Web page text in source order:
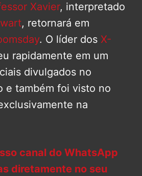
Xavier, interpretado
, retornará em
. O líder dos X-
rapidamente em um
divulgados no
e também foi visto no
na
canal do WhatsApp
diretamente no seu